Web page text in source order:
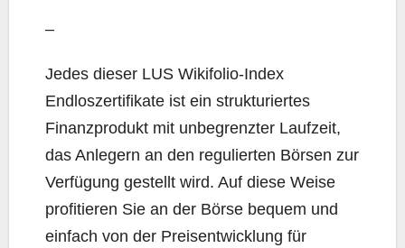
–
Jedes dieser LUS Wikifolio-Index
Endloszertifikate ist ein strukturiertes
Finanzprodukt mit unbegrenzter Laufzeit,
das Anlegern an den regulierten Börsen zur
Verfügung gestellt wird. Auf diese Weise
profitieren Sie an der Börse bequem und
einfach von der Preisentwicklung für